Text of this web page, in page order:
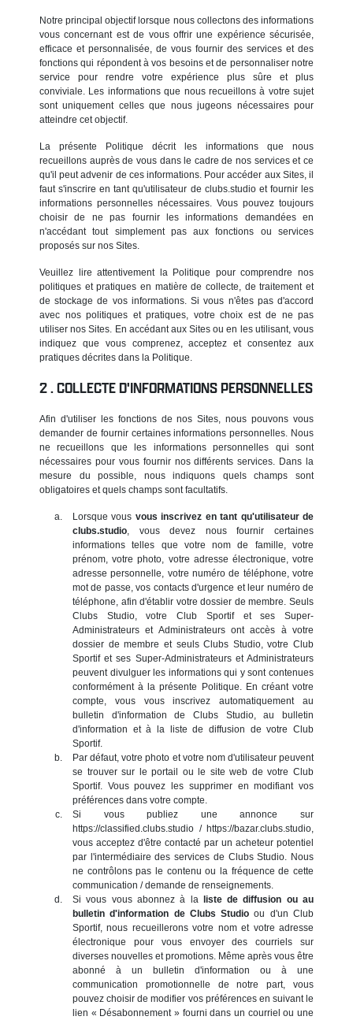
Notre principal objectif lorsque nous collectons des informations
vous concernant est de vous offrir une expérience sécurisée,
efficace et personnalisée, de vous fournir des services et des
fonctions qui répondent à vos besoins et de personnaliser notre
service pour rendre votre expérience plus sûre et plus
conviviale. Les informations que nous recueillons à votre sujet
sont uniquement celles que nous jugeons nécessaires pour
atteindre cet objectif.
La présente Politique décrit les informations que nous
recueillons auprès de vous dans le cadre de nos services et ce
qu'il peut advenir de ces informations. Pour accéder aux Sites, il
faut s'inscrire en tant qu'utilisateur de clubs.studio et fournir les
informations personnelles nécessaires. Vous pouvez toujours
choisir de ne pas fournir les informations demandées en
n'accédant tout simplement pas aux fonctions ou services
proposés sur nos Sites.
Veuillez lire attentivement la Politique pour comprendre nos
politiques et pratiques en matière de collecte, de traitement et
de stockage de vos informations. Si vous n'êtes pas d'accord
avec nos politiques et pratiques, votre choix est de ne pas
utiliser nos Sites. En accédant aux Sites ou en les utilisant, vous
indiquez que vous comprenez, acceptez et consentez aux
pratiques décrites dans la Politique.
COLLECTE D'INFORMATIONS PERSONNELLES
Afin d'utiliser les fonctions de nos Sites, nous pouvons vous
demander de fournir certaines informations personnelles. Nous
ne recueillons que les informations personnelles qui sont
nécessaires pour vous fournir nos différents services. Dans la
mesure du possible, nous indiquons quels champs sont
obligatoires et quels champs sont facultatifs.
Lorsque vous vous inscrivez en tant qu'utilisateur de
clubs.studio, vous devez nous fournir certaines
informations telles que votre nom de famille, votre
prénom, votre photo, votre adresse électronique, votre
adresse personnelle, votre numéro de téléphone, votre
mot de passe, vos contacts d'urgence et leur numéro de
téléphone, afin d'établir votre dossier de membre. Seuls
Clubs Studio, votre Club Sportif et ses Super-
Administrateurs et Administrateurs ont accès à votre
dossier de membre et seuls Clubs Studio, votre Club
Sportif et ses Super-Administrateurs et Administrateurs
peuvent divulguer les informations qui y sont contenues
conformément à la présente Politique. En créant votre
compte, vous vous inscrivez automatiquement au
bulletin d'information de Clubs Studio, au bulletin
d'information et à la liste de diffusion de votre Club
Sportif.
Par défaut, votre photo et votre nom d'utilisateur peuvent
se trouver sur le portail ou le site web de votre Club
Sportif. Vous pouvez les supprimer en modifiant vos
préférences dans votre compte.
Si vous publiez une annonce sur
https://classified.clubs.studio / https://bazar.clubs.studio,
vous acceptez d'être contacté par un acheteur potentiel
par l'intermédiaire des services de Clubs Studio. Nous
ne contrôlons pas le contenu ou la fréquence de cette
communication / demande de renseignements.
Si vous vous abonnez à la liste de diffusion ou au
bulletin d'information de Clubs Studio ou d'un Club
Sportif, nous recueillerons votre nom et votre adresse
électronique pour vous envoyer des courriels sur
diverses nouvelles et promotions. Même après vous être
abonné à un bulletin d'information ou à une
communication promotionnelle de notre part, vous
pouvez choisir de modifier vos préférences en suivant le
lien « Désabonnement » fourni dans un courriel ou une